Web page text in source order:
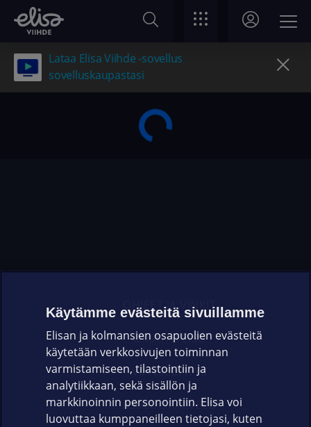
Lataa Elisa Viihde -sovellus
sovelluskaupastasi
OHJEET JA VINKIT
OMAYHTEISÖ
VIANSELVITYS
ASIAKASPALVELU
Käytämme evästeitä sivuillamme
Elisan ja kolmansien osapuolien evästeitä
käytetään verkkosivujen toiminnan
varmistamiseen, tilastointiin ja
analytiikkaan, sekä sisällön ja
markkinoinnin personointiin. Elisa voi
luovuttaa kumppaneilleen tietojasi, kuten